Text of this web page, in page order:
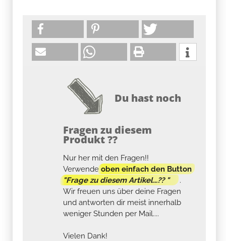
Du hast noch
Fragen zu diesem
Produkt ??
Nur her mit den Fragen!!
Verwendeoben einfach den Button
"Frage zu diesem Artikel...?? "
.
Wir freuen uns über deine Fragen
und antworten dir meist innerhalb
weniger Stunden per Mail....
Vielen Dank!